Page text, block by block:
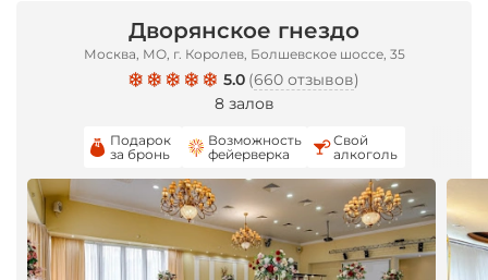
Дворянское гнездо
Москва, МО, г. Королев, Болшевское шоссе, 35
5.0 (660 отзывов)
8 залов
Подарок
за бронь
Возможность
фейерверка
Свой
алкоголь